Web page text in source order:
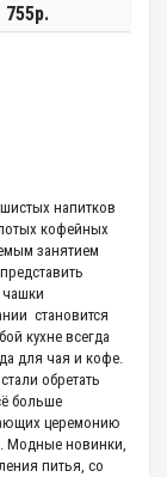
755р.
напитков
кофейных
занятием
чашки
становится
кухне всегда
для чая и кофе.
обретать
больше
церемонию
Модные новинки,
питья, со